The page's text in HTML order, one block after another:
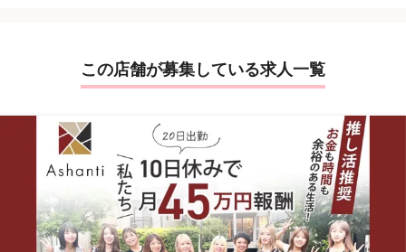
という方も年齢関係なく、努力次第でチャンスは沢山あります！
＊ママさん/パパさんスタッフ多数在籍中
＊美容師をしながら別の夢にもチャレンジしたい方
＊ダブルワークで副業希望の方
＊ご家庭を優先にワークライフバランスを重視したい方
など、多様な方々に合わせた多彩な働き方を提案。
ダイバーシティ推進企業です。
■人生を豊かにするために収入は不可欠
安定した収入&夢が持てる環境です。
【Ashantiで活躍できるワケ】
■フォローアップ講習あり!
デビュー後のフォローもバッチリ!
自信が無いまま入客なんて無茶はしません×
この店舗が募集している求人一覧